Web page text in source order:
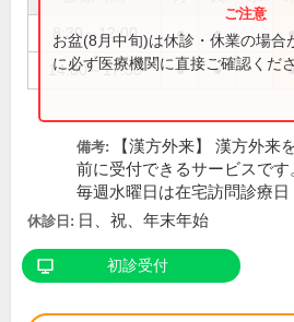
8:30～12:00 ● ● ●
14:00～17:30 ● ● ●
お盆(8月中旬)は休診・休業の場合
に必ず医療機関に直接ご確認くださ
備考:
【漢方外来】 漢方外来
前に受付できるサービスです
毎週水曜日は在宅訪問診療日
休診日: 日、祝、年末年始
初診受付